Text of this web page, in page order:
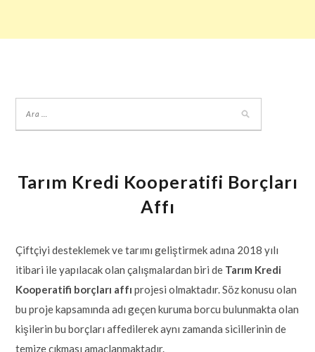
Tarım Kredi Kooperatifi Borçları
Affı
Çiftçiyi desteklemek ve tarımı geliştirmek adına 2018 yılı
itibari ile yapılacak olan çalışmalardan biri de Tarım Kredi
Kooperatifi borçları affı projesi olmaktadır. Söz konusu olan
bu proje kapsamında adı geçen kuruma borcu bulunmakta olan
kişilerin bu borçları affedilerek aynı zamanda sicillerinin de
temize çıkması amaçlanmaktadır.